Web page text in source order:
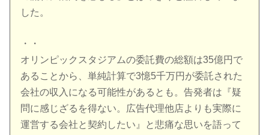
した。
・・
オリンピックスタジアムの委託費の総額は35億円で
あることから、単純計算で3憶5千万円が委託された
会社の収入になる可能性があるとも。告発者は『疑
問に感じざるを得ない。広告代理他店よりも実際に
運営する会社と契約したい』と悲痛な思いを語って